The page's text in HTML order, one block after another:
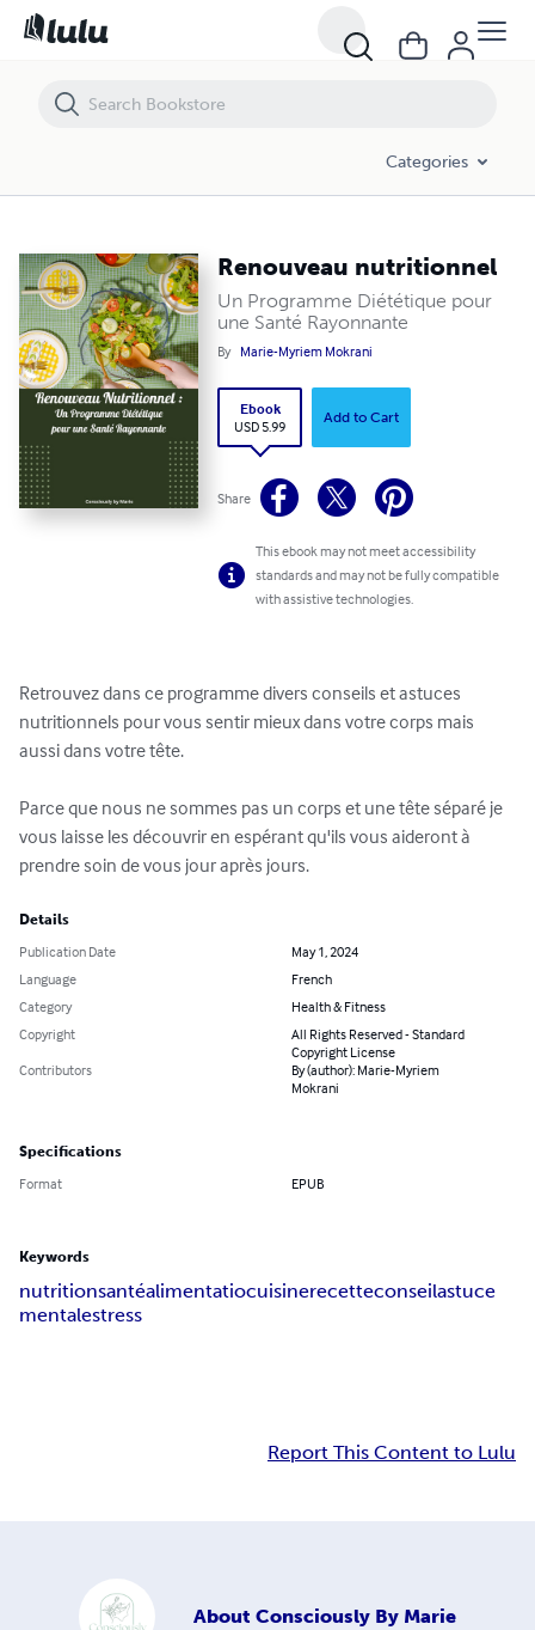
Categories
Renouveau nutritionnel
Un Programme Diététique pour
une Santé Rayonnante
By Marie-Myriem Mokrani
Ebook
USD 5.99
Add to Cart
Share
This ebook may not meet accessibility
standards and may not be fully compatible
with assistive technologies.
Retrouvez dans ce programme divers conseils et astuces
nutritionnels pour vous sentir mieux dans votre corps mais
aussi dans votre tête.
Parce que nous ne sommes pas un corps et une tête séparé je
vous laisse les découvrir en espérant qu'ils vous aideront à
prendre soin de vous jour après jours.
Details
Publication Date
May 1, 2024
Language
French
Category
Health & Fitness
Copyright
All Rights Reserved - Standard
Copyright License
Contributors
By (author): Marie-Myriem
Mokrani
Specifications
Format EPUB
Keywords
nutritionsantéalimentatiocuisinerecetteconseilastuce
mentalestress
Report This Content to Lulu
About Consciously By Marie
Renouveau nutritionnel